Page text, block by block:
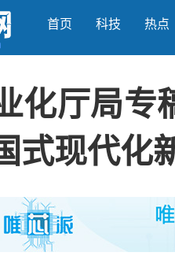
首页 科技 热点
化厅局
式现代化